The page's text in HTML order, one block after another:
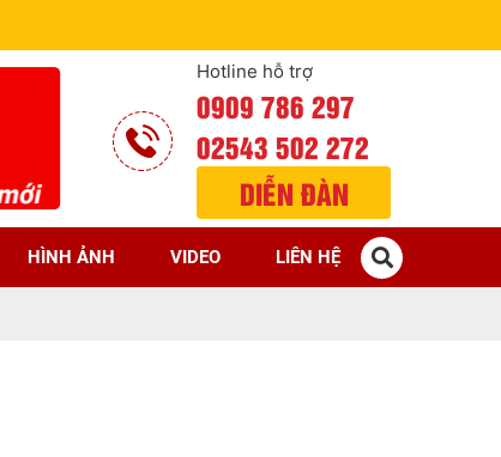
Hotline hỗ trợ
0909 786 297
02543 502 272
DIỄN ĐÀN
HÌNH ẢNH VIDEO LIÊN HỆ